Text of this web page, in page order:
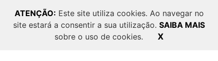
ATENÇÃO: Este site utiliza cookies. Ao navegar no
site estará a consentir a sua utilização. SAIBA MAIS
sobre o uso de cookies.
X
1146 Table 'appostomia_prod_v2.pages' doesn't exist